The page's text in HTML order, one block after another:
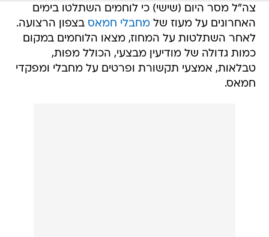
צה"ל מסר היום (שישי) כי לוחמים השתלטו בימים
האחרונים על מעוז שלמחבלי חמאס בצפון הרצועה.
לאחר השתלטות על המחוז, מצאו הלוחמים במקום
כמות גדולה של מודיעין מבצעי, הכולל מפות,
טבלאות, אמצעי תקשורת ופרטים על מחבלי ומפקדי
חמאס.